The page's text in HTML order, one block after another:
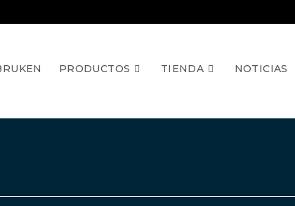
PRODUCTOS TIENDA NOTICIAS